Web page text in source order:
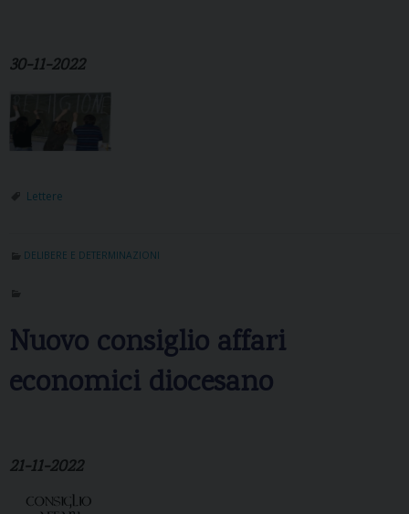
30-11-2022
Lettere
DELIBERE E DETERMINAZIONI
Nuovo consiglio affari
economici diocesano
21-11-2022